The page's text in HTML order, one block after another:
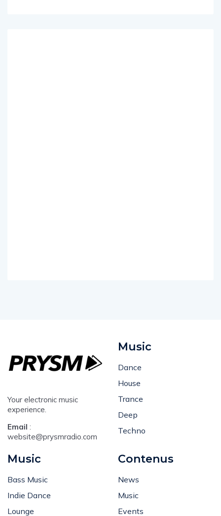
Your electronic music
experience.
Email :
website@prysmradio.com
Music
Dance
House
Trance
Deep
Techno
Music
Bass Music
Indie Dance
Lounge
Contenus
News
Music
Events